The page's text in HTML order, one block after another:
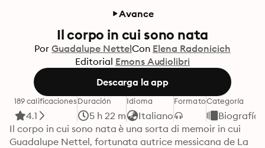
Avance
Il corpo in cui sono nata
Por Guadalupe NettelCon Elena Radonicich
Editorial Emons Audiolibri
Descarga la app
189 calificaciones
4.1
Duración
5 h 22 m
Idioma
Italiano
FormatoCategoría
Biografía
Il corpo in cui sono nata è una sorta di memoir in cui
Guadalupe Nettel, fortunata autrice messicana de La